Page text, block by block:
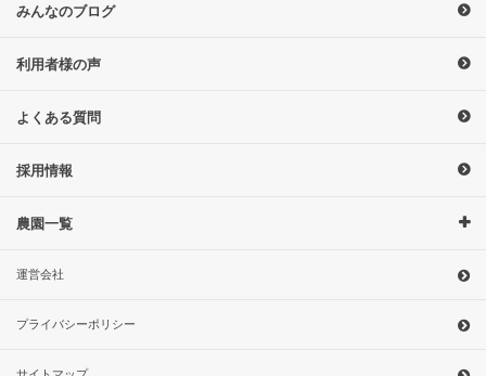
みんなのブログ
利用者様の声
よくある質問
採用情報
農園一覧
運営会社
プライバシーポリシー